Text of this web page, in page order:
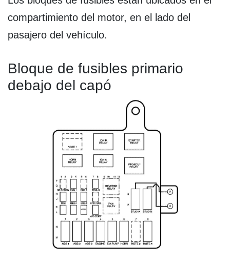
compartimiento del motor, en el lado del
pasajero del vehículo.
Bloque de fusibles primario
debajo del capó